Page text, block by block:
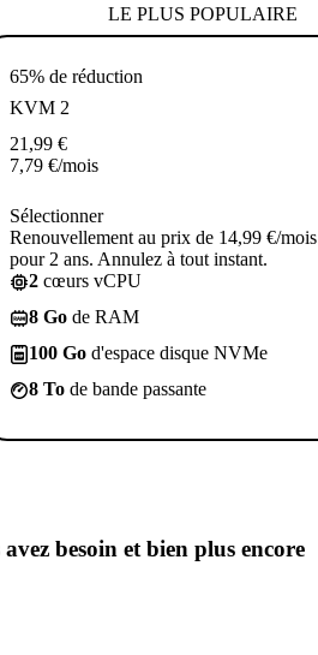
LE PLUS POPULAIRE
65% de réduction
KVM 2
21,99 €
7,79 €/mois
Sélectionner
Renouvellement au prix de 14,99 €/mois
pour 2 ans. Annulez à tout instant.
2 cœurs vCPU
8 Go de RAM
100 Go d'espace disque NVMe
8 To de bande passante
besoin et bien plus encore